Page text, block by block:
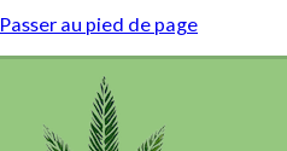
Passer au pied de page